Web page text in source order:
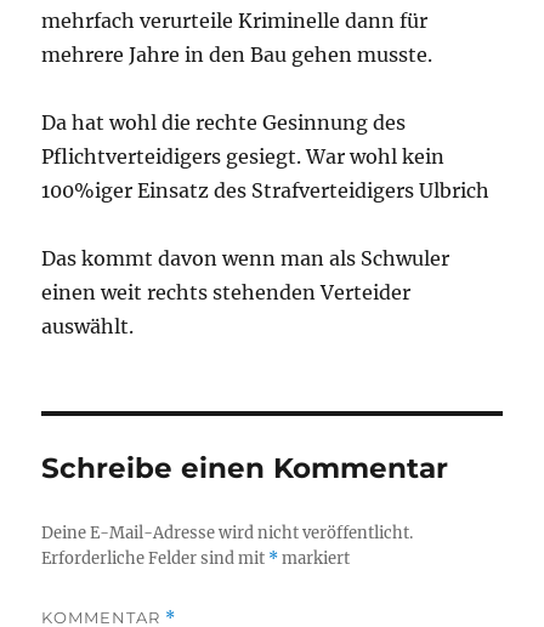
mehrfach verurteile Kriminelle dann für
mehrere Jahre in den Bau gehen musste.
Da hat wohl die rechte Gesinnung des
Pflichtverteidigers gesiegt. War wohl kein
100%iger Einsatz des Strafverteidigers Ulbrich
Das kommt davon wenn man als Schwuler
einen weit rechts stehenden Verteider
auswählt.
Schreibe einen Kommentar
Deine E-Mail-Adresse wird nicht veröffentlicht.
Erforderliche Felder sind mit *markiert
KOMMENTAR *